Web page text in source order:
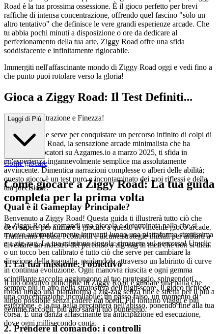
Road è la tua prossima ossessione. È il gioco perfetto per brevi
raffiche di intensa concentrazione, offrendo quel fascino "solo un
altro tentativo" che definisce le vere grandi esperienze arcade. Che
tu abbia pochi minuti a disposizione o ore da dedicare al
perfezionamento della tua arte, Ziggy Road offre una sfida
soddisfacente e infinitamente rigiocabile.
Immergiti nell'affascinante mondo di Ziggy Road oggi e vedi fino a
che punto puoi rotolare verso la gloria!
Gioca a Ziggy Road: Il Test Definiti...
vo di Concentrazione e Finezza!
Hai quello che serve per conquistare un percorso infinito di colpi di
scena? Ziggy Road, la sensazione arcade minimalista che ha
catturato i giocatori su Azgames.io a marzo 2025, ti sfida in
un'esperienza ingannevolmente semplice ma assolutamente
avvincente. Dimentica narrazioni complesse o alberi delle abilità;
questo gioco è un test puro e incontaminato dei tuoi riflessi e della
tua precisione.
Qual è il Gameplay Principale?
In Ziggy Road, comandi una piccola e determinata palla che si
muove automaticamente in avanti lungo una piattaforma strettissima
e a zig-zag. La tua missione singola: rimanere sul percorso! Un clic
o un tocco ben calibrato è tutto ciò che serve per cambiare la
direzione della tua palla, guidandola attraverso un labirinto di curve
in continua evoluzione. Ogni manovra riuscita e ogni gemma
scintillante raccolta aggiungono al tuo punteggio, spingendoti
sempre più in alto nella stratosfera dell'high-score. Il gioco richiede
una concentrazione incrollabile; un passo falso, un momento di
esitazione, e la tua palla precipiterà nell'abisso, ponendo fine alla tua
corsa. È una danza affascinante tra anticipazione ed esecuzione,
dove ogni millisecondo conta.
Leggi di Più
Come giocare
Come giocare a Ziggy Road: La tua guida
completa per la prima volta
Benvenuto a Ziggy Road! Questa guida ti illustrerà tutto ciò che
devi sapere per iniziare a giocare a questo avvincente gioco arcade.
Tratteremo le basi, i controlli e alcune strategie iniziali per aiutarti a
diventare un maestro del percorso a zig-zag in men che non si dica.
1. La tua missione: l'obiettivo
Il tuo obiettivo principale in Ziggy Road è guidare una palla che
rotola lungo una piattaforma a zig-zag senza fine e stretta per il più a
lungo possibile senza cadere dai bordi. Più lontano viaggi e più
gemme raccogli, più alto sarà il tuo punteggio.
2. Prendere il comando: i controlli